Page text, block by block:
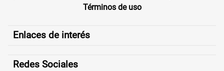
Términos de uso
Enlaces de interés
Redes Sociales